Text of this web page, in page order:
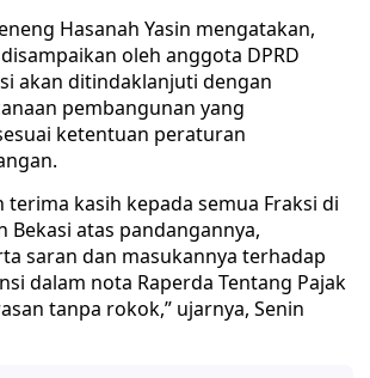
Hasanah Yasin mengatakan,
oleh anggota DPRD
akan ditindaklanjuti dengan
pembangunan yang
ketentuan peraturan
terima kasih kepada semua Fraksi di
Bekasi atas pandangannya,
saran dan masukannya terhadap
dalam nota Raperda Tentang Pajak
tanpa rokok,” ujarnya, Senin